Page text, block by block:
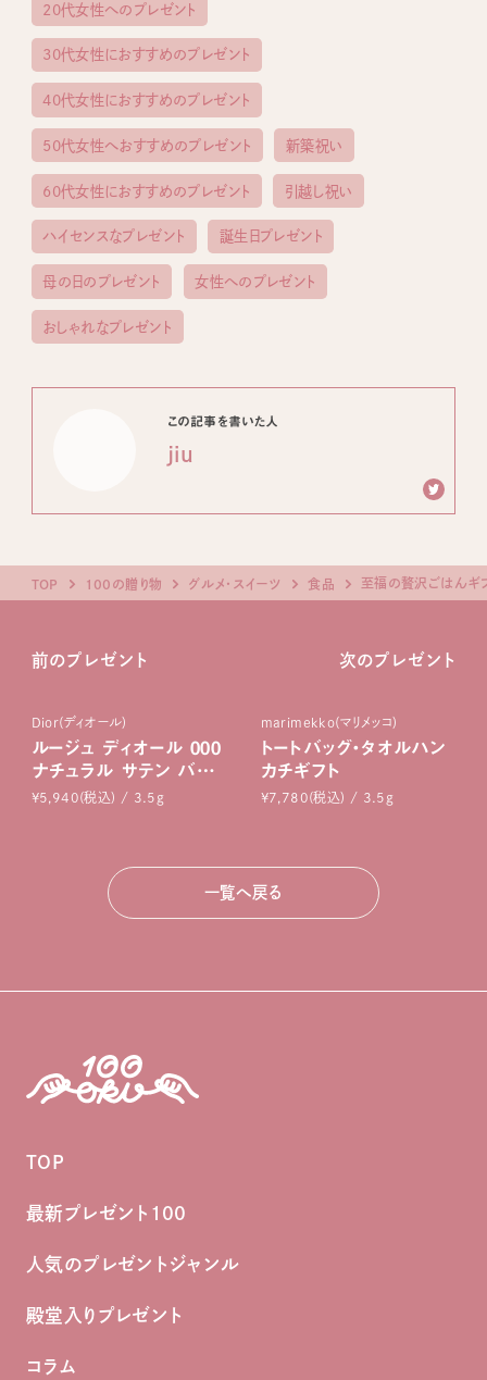
20代女性へのプレゼント
30代女性におすすめのプレゼント
40代女性におすすめのプレゼント
50代女性へおすすめのプレゼント 新築祝い
60代女性におすすめのプレゼント 引越し祝い
ハイセンスなプレゼント 誕生日プレゼント
母の日のプレゼント 女性へのプレゼント
おしゃれなプレゼント
この記事を書いた人
jiu
TOP 100の贈り物 グルメ・スイーツ 食品 至福の贅沢ごはんギ
前のプレゼント
Dior(ディオール)
ルージュ ディオール 000
ナチュラル サテン バー
ム
¥5,940(税込) / 3.5g
次のプレゼント
marimekko(マリメッコ)
トートバッグ・タオルハン
カチギフト
¥7,780(税込) / 3.5g
一覧へ戻る
TOP
最新プレゼント100
人気のプレゼントジャンル
殿堂入りプレゼント
コラム